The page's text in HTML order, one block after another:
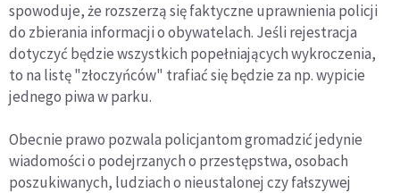
spowoduje, że rozszerzą się faktyczne uprawnienia policji
do zbierania informacji o obywatelach. Jeśli rejestracja
dotyczyć będzie wszystkich popełniających wykroczenia,
to na listę "złoczyńców" trafiać się będzie za np. wypicie
jednego piwa w parku.
Obecnie prawo pozwala policjantom gromadzić jedynie
wiadomości o podejrzanych o przestępstwa, osobach
poszukiwanych, ludziach o nieustalonej czy fałszywej